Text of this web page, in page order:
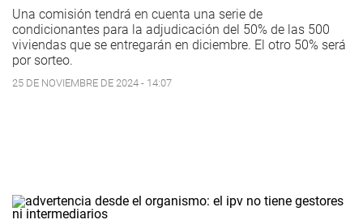
Una comisión tendrá en cuenta una serie de
condicionantes para la adjudicación del 50% de las 500
viviendas que se entregarán en diciembre. El otro 50% será
por sorteo.
25 DE NOVIEMBRE DE 2024 - 14:07